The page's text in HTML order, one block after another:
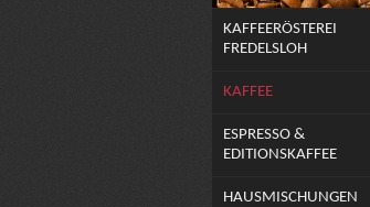
KAFFEERÖSTEREI
FREDELSLOH
KAFFEE
ESPRESSO &
EDITIONSKAFFEE
HAUSMISCHUNGEN